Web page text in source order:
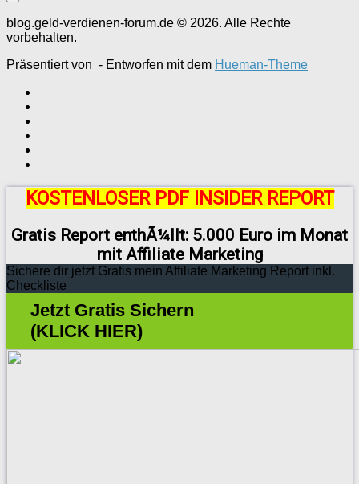
blog.geld-verdienen-forum.de © 2026. Alle Rechte
vorbehalten.
Präsentiert von - Entworfen mit dem Hueman-Theme
KOSTENLOSER PDF INSIDER REPORT
Gratis Report enthÃ¼llt: 5.000 Euro im Monat
mit Affiliate Marketing
Sichere dir jetzt Gratis mein Affiliate Marketing Report inkl.
Checkliste
Jetzt Gratis Sichern
(KLICK HIER)